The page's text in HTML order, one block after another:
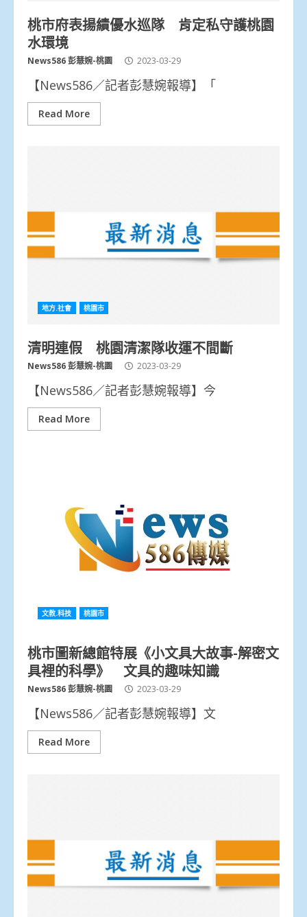
桃市府表揚績優水巡隊 肯定私守護桃園
水環境
News586 彭慧婉-桃園 2023-03-29
【News586／記者彭慧婉報導】「
Read More
地方.社會 桃園市
清明連假 桃園清潔隊收運不間斷
News586 彭慧婉-桃園 2023-03-29
【News586／記者彭慧婉報導】今
Read More
文教.科技 桃園市
桃市圖新總館特展《小文具大故事-解密文
具裡的科學》 文具的趣味知識
News586 彭慧婉-桃園 2023-03-29
【News586／記者彭慧婉報導】文
Read More